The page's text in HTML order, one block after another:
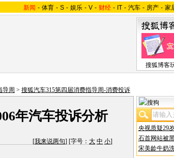
新闻 - 体育 - S - 娱乐 - V - 财经 - IT - 汽车 - 房产 - 家
搜狐博客
导周 > 搜狐汽车315第四届消费指导周-消费投诉
年汽车投诉分析
[我来说两句] [字号： 大 中 小]
央视质疑29
石首网站被
宋美龄牛奶